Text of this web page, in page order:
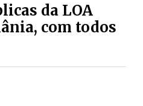
da LOA
com todos